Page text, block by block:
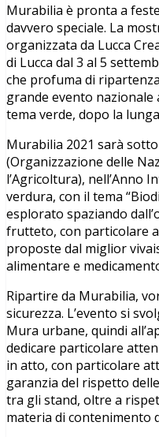
Murabilia è pronta a
davvero speciale. La
organizzata da Lucca
di Lucca dal 3 al 5
che profuma di
grande evento nazionale
tema verde, dopo la
Murabilia 2021 sarà
(Organizzazione delle
l’Agricoltura), nell’Anno
verdura, con il tema
esplorato spaziando
frutteto, con particolare
proposte dal miglior
alimentare e
Ripartire da Murabilia,
sicurezza. L’evento si
Mura urbane, quindi
dedicare particolare
in atto, con particolare
garanzia del rispetto
tra gli stand, oltre a
materia di contenimento